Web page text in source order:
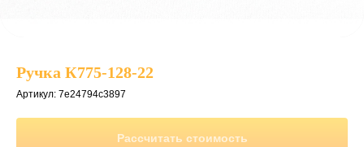
Ручка К775-128-22
Артикул: 7e24794c3897
Рассчитать стоимость